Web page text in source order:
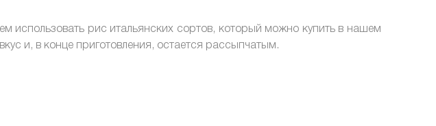
использовать рис итальянских сортов, который можно купить в нашем
и, в конце приготовления, остается рассыпчатым.